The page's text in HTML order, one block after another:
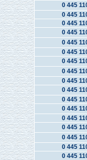
0 445
0 445
0 445
0 445
0 445
0 445
0 445
0 445
0 445
0 445
0 445
0 445
0 445
0 445
0 445
0 445
0 445